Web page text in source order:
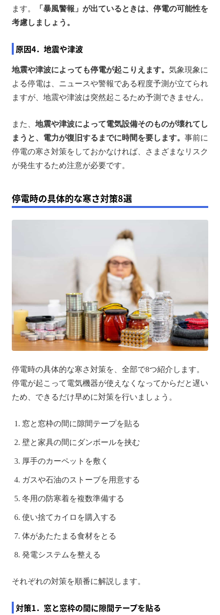
ます。
「暴風警報」が出ているときは、停電の可能性を
考慮しましょう。
原因4．地震や津波
地震や津波によっても停電が起こりえます。 気象現象に
よる停電は、ニュースや警報である程度予測が立てられ
ますが、地震や津波は突然起こるため予測できません。
また、 地震や津波によって電気設備そのものが壊れてし
まうと、電力が復旧するまでに時間を要します。 事前に
停電の寒さ対策をしておかなければ、さまざまなリスク
が発生するため注意が必要です。
停電時の具体的な寒さ対策8選
停電時の具体的な寒さ対策を、全部で8つ紹介します。
停電が起こって電気機器が使えなくなってからだと遅い
ため、できるだけ早めに対策を行いましょう。
窓と窓枠の間に隙間テープを貼る
壁と家具の間にダンボールを挟む
厚手のカーペットを敷く
ガスや石油のストーブを用意する
冬用の防寒着を複数準備する
使い捨てカイロを購入する
体があたたまる食材をとる
発電システムを整える
それぞれの対策を順番に解説します。
対策1．窓と窓枠の間に隙間テープを貼る